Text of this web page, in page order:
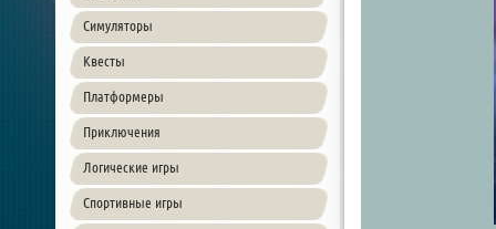
Симуляторы
Квесты
Платформеры
Приключения
Логические игры
Спортивные игры